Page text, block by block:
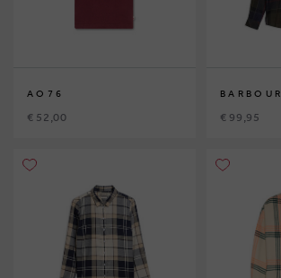
AO76
€ 52,00
BARBOUR
€ 99,95